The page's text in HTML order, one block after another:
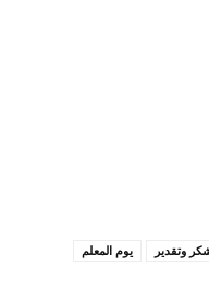
وتقدير
يوم المعلم